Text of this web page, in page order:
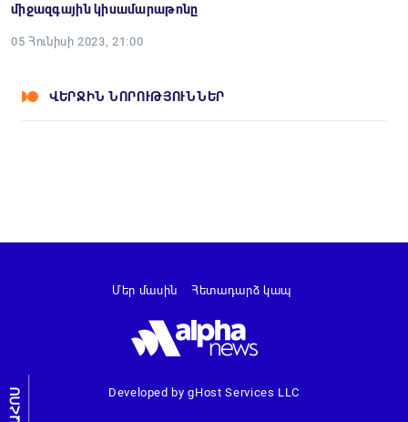
միջազգային կիսամարաթոնը
05 Հունիսի 2023, 21:00
ՎԵՐՋԻՆ ՆՈՐՈՒԹՅՈՒՆՆԵՐ
Developed by gHost Services LLC
Մեր մասին Հետադարձ կապ